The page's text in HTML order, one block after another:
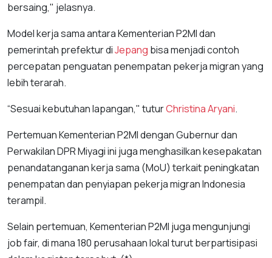
bersaing," jelasnya.
Model kerja sama antara Kementerian P2MI dan
pemerintah prefektur diJepang bisa menjadi contoh
percepatan penguatan penempatan pekerja migran yang
lebih terarah.
“Sesuai kebutuhan lapangan," tuturChristina Aryani.
Pertemuan Kementerian P2MI dengan Gubernur dan
Perwakilan DPR Miyagi ini juga menghasilkan kesepakatan
penandatanganan kerja sama (MoU) terkait peningkatan
penempatan dan penyiapan pekerja migran Indonesia
terampil.
Selain pertemuan, Kementerian P2MI juga mengunjungi
job fair, di mana 180 perusahaan lokal turut berpartisipasi